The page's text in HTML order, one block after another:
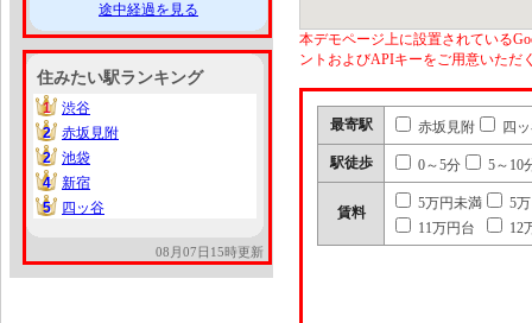
途中経過を見る
住みたい駅ランキング
1
1
渋谷
2
2
赤坂見附
2
2
池袋
4
4
新宿
5
5 四ッ谷
08月07日15時更新
本デモページ上に設置されている
ントおよびAPIキーをご用意いただ
最寄駅 赤坂見附 四
駅徒歩 0～5分 5～10
賃料
5万円未満
5
11万円台
12